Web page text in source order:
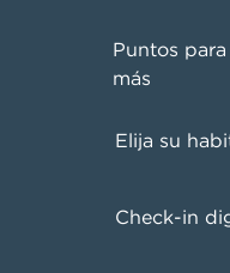
Puntos
más
Elija su
Check-in